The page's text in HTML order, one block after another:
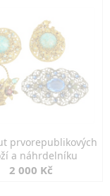
prvorepublikových
a náhrdelníku
2 000 Kč